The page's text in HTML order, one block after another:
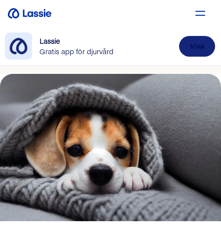
Lassie
Gratis app för djurvård
Visa